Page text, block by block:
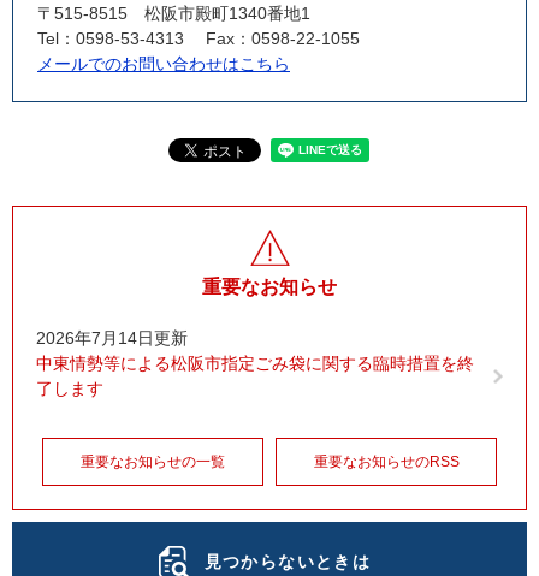
〒515-8515
松阪市殿町1340番地1
Tel：0598-53-4313
Fax：0598-22-1055
メールでのお問い合わせはこちら
重要なお知らせ
2026年7月14日更新
中東情勢等による松阪市指定ごみ袋に関する臨時措置を終
了します
重要なお知らせの一覧 重要なお知らせのRSS
見つからないときは